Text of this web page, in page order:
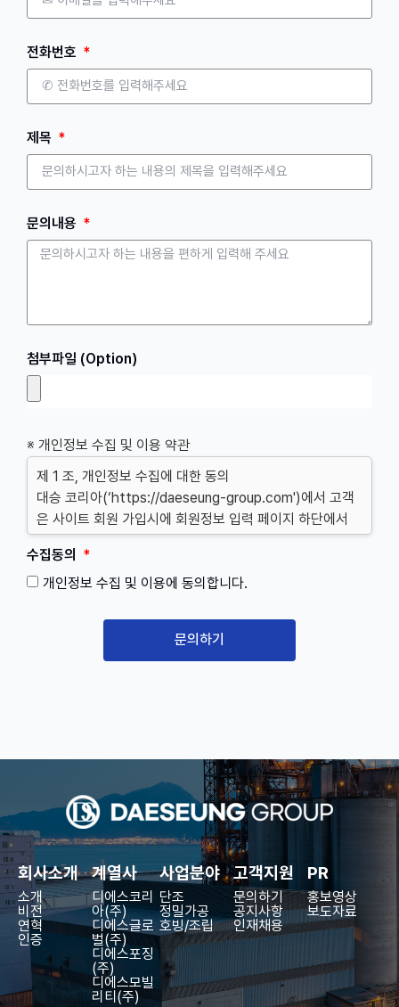
전화번호
제목
문의내용
첨부파일 (Option)
※ 개인정보 수집 및 이용 약관
제 1 조, 개인정보 수집에 대한 동의
대승 코리아(‘https://daeseung-group.com')에서 고객
은 사이트 회원 가입시에 회원정보 입력 페이지 하단에서
이용약관을 확인하고 가입을 진행하면 개인정보 수집 및 이
용에 대해 동의한 것으로 봅니다.
“개인정보”는 생존하는 개인에 관한 정보로서 해당 정보에
포함된 성명, 주민등록번호 등의 사항으로 해당 개인을 식
ㅇ 수집시기 : 가입시 ㅇ 필수 수집항목 : 아이디, 이메일, 이
름, 성, 비밀번호 ㅇ 이용목적 : 서비스 이용, 상담, 공지 전
달 ㅇ 보유기간 : 회원탈퇴시 즉시 삭제, 구매 회원인 경우 5
년간 보관
제 3 조, 쿠키에 의한 개인정보 수집
사이트는 고객에 대한 정보를 저장하고 수시로 찾아내는 `
쿠키(cookie)`를 사용합니다. 쿠키는 웹사이트가 고객의
컴퓨터 브라우저(인터넷 익스플로러 등)에 전송하는 소량
의 텍스트 파일입니다.
① 쿠키의 사용 목적 – 개인의 관심 분야에 따라 차별화된
수집동의
개인정보 수집 및 이용에 동의합니다.
문의하기
회사소개
소개
비전
연혁
인증
계열사
디에스코리
아(주)
디에스글로
벌(주)
디에스포징
(주)
디에스모빌
리티(주)
사업분야
단조
정밀가공
호빙/조립
고객지원
문의하기
공지사항
인재채용
PR
홍보영상
보도자료